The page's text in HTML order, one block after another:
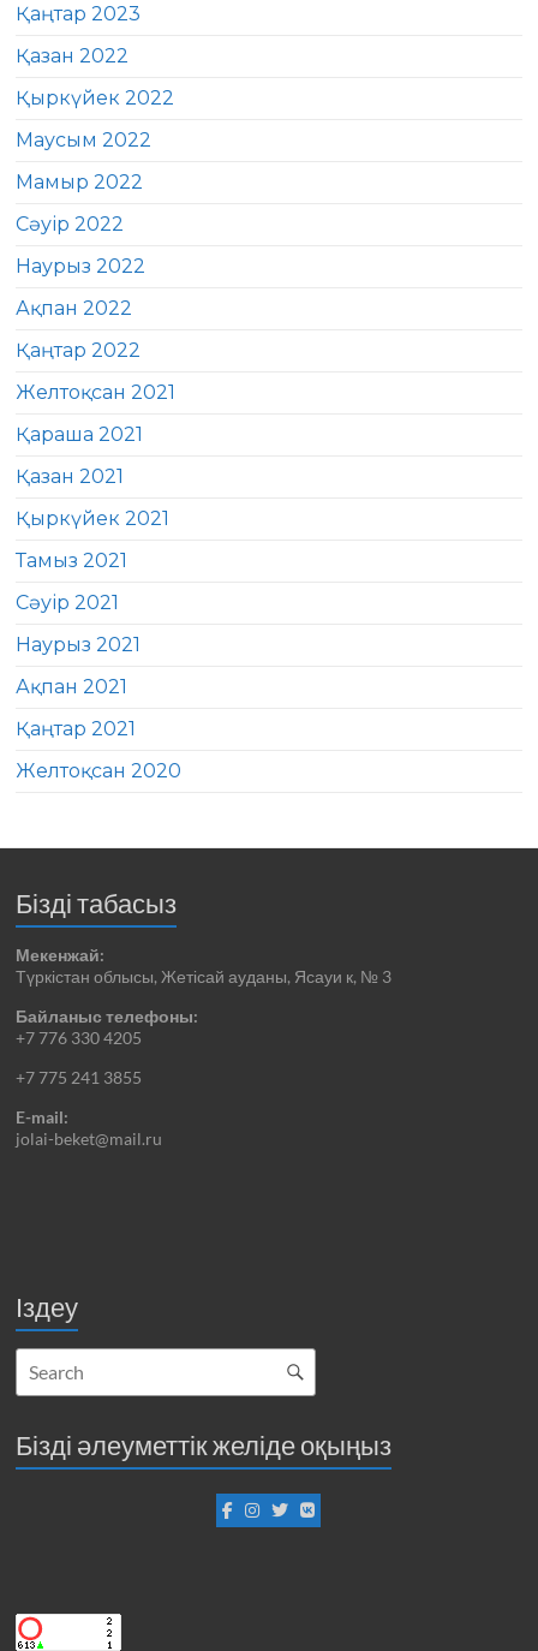
Қаңтар 2023
Қазан 2022
Қыркүйек 2022
Маусым 2022
Мамыр 2022
Сәуір 2022
Наурыз 2022
Ақпан 2022
Қаңтар 2022
Желтоқсан 2021
Қараша 2021
Қазан 2021
Қыркүйек 2021
Тамыз 2021
Сәуір 2021
Наурыз 2021
Ақпан 2021
Қаңтар 2021
Желтоқсан 2020
Бізді табасыз
Мекенжай:
Түркістан облысы, Жетісай ауданы, Ясауи к, № 3
Байланыс телефоны:
+7 776 330 4205
+7 775 241 3855
E-mail:
jolai-beket@mail.ru
Іздеу
Бізді әлеуметтік желіде оқыңыз